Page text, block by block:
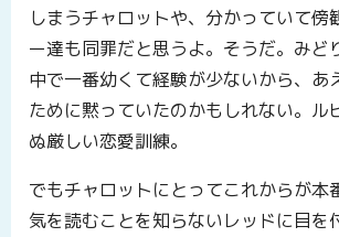
しまうチャロットや、分かっていて傍
ー達も同罪だと思うよ。そうだ。みど
中で一番幼くて経験が少ないから、あ
ために黙っていたのかもしれない。ル
ぬ厳しい恋愛訓練。
でもチャロットにとってこれからが本
気を読むことを知らないレッドに目を